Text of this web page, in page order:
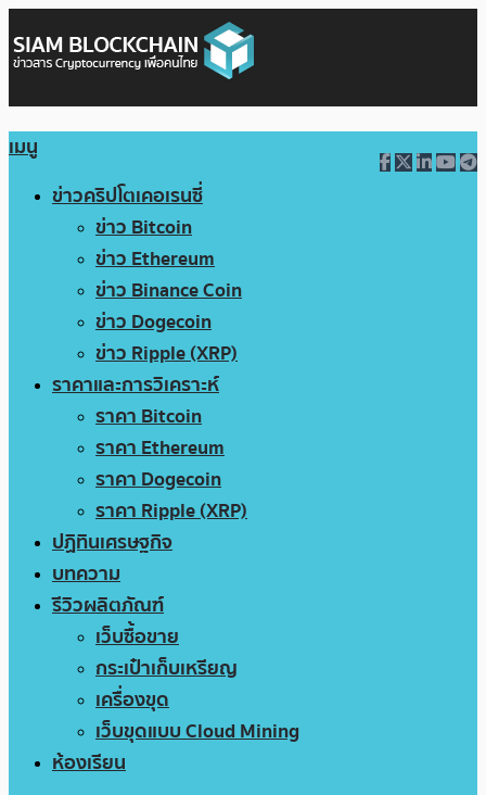
เมนู
ข่าวคริปโตเคอเรนซี่
ข่าว Bitcoin
ข่าว Ethereum
ข่าว Binance Coin
ข่าว Dogecoin
ข่าว Ripple (XRP)
ราคาและการวิเคราะห์
ราคา Bitcoin
ราคา Ethereum
ราคา Dogecoin
ราคา Ripple (XRP)
ปฏิทินเศรษฐกิจ
บทความ
รีวิวผลิตภัณฑ์
เว็บซื้อขาย
กระเป๋าเก็บเหรียญ
เครื่องขุด
เว็บขุดแบบ Cloud Mining
ห้องเรียน